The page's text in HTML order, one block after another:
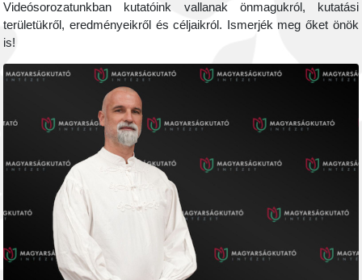
Videósorozatunkban kutatóink vallanak önmagukról, kutatási
területükről, eredményeikről és céljaikról. Ismerjék meg őket önök
is!